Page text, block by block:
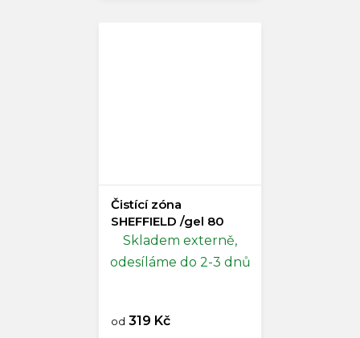
Čistící zóna
SHEFFIELD /gel 80
Skladem externě,
odesíláme do 2-3 dnů
od 319 Kč